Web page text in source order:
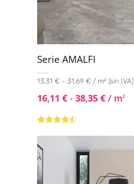
Serie AMALFI
13,31 € - 31,69 € / m² (sin IVA)
16,11 € - 38,35 € / m2
de 5